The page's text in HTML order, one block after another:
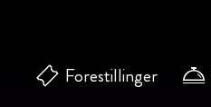
Forestillinger